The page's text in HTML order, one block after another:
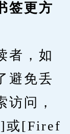
签更方
，如
避免丢
访问，
]或[Firef